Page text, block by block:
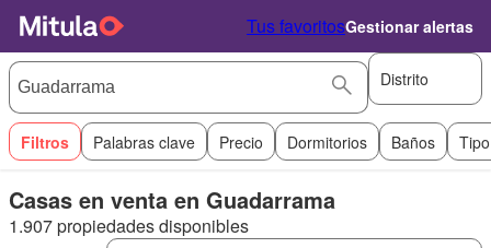
Tus favoritosGestionar alertas
Distrito
Filtros Palabras clave Precio Dormitorios Baños
Casas en venta en Guadarrama
1.907 propiedades disponibles